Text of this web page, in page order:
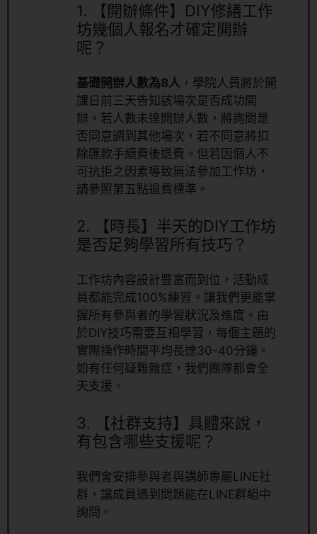
1.
【開辦條件】DIY修繕工作
坊幾個人報名才確定開辦
呢？
基礎開辦人數為8人 ，學院人員將於開
課日前三天告知該場次是否成功開
辦。若人數未達開辦人數，將詢問是
否同意調到其他場次，若不同意將扣
除匯款手續費後退費。但若因個人不
可抗拒之因素導致無法參加工作坊，
請參照第五點退費標準。
2.
【時長】半天的DIY工作坊
是否足夠學習所有技巧？
工作坊內容設計豐富而到位，活動成
員都能完成100%練習。讓我們更能掌
握所有參與者的學習狀況及進度。由
於DIY技巧需要互相學習，每個主題的
實際操作時間平均長達30-40分鐘。
如有任何疑難雜症，我們團隊都會全
天支援。
3.
【社群支持】具體來說，
有包含哪些支援呢？
我們會安排參與者與講師專屬LINE社
群，讓成員遇到問題能在LINE群組中
詢問。